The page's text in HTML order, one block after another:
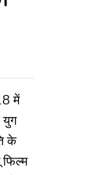
में
युग
के
फिल्म